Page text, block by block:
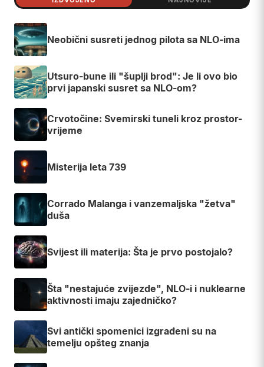
Neobični susreti jednog pilota sa NLO-ima
Utsuro-bune ili "šuplji brod": Je li ovo bio
prvi japanski susret sa NLO-om?
Crvotočine: Svemirski tuneli kroz prostor-
vrijeme
Misterija leta 739
Corrado Malanga i vanzemaljska "žetva"
duša
Svijest ili materija: Šta je prvo postojalo?
Šta "nestajuće zvijezde", NLO-i i nuklearne
aktivnosti imaju zajedničko?
Svi antički spomenici izgrađeni su na
temelju opšteg znanja